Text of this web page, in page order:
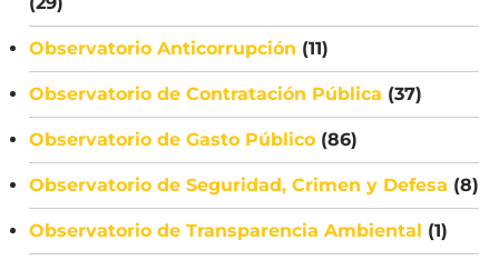
Observatorio Anticorrupción (11)
Observatorio de Contratación Pública (37)
Observatorio de Gasto Público (86)
Observatorio de Seguridad, Crimen y Defesa (8)
Observatorio de Transparencia Ambiental (1)